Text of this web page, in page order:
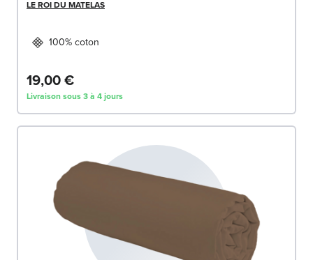
LE ROI DU MATELAS
100% coton
19,00 €
Livraison sous 3 à 4 jours